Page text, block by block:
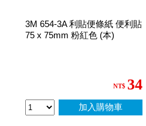
3M 654-3A 利貼便條紙 便利貼
75 x 75mm 粉紅色 (本)
NT$ 34
加入購物車